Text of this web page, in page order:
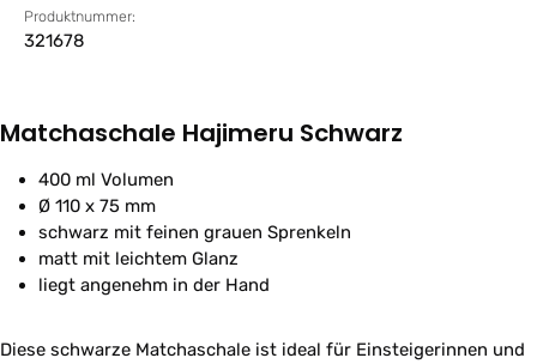
Produktnummer:
321678
Matchaschale Hajimeru Schwarz
400 ml Volumen
Ø 110 x 75 mm
schwarz mit feinen grauen Sprenkeln
matt mit leichtem Glanz
liegt angenehm in der Hand
Diese schwarze Matchaschale ist ideal für Einsteigerinnen und